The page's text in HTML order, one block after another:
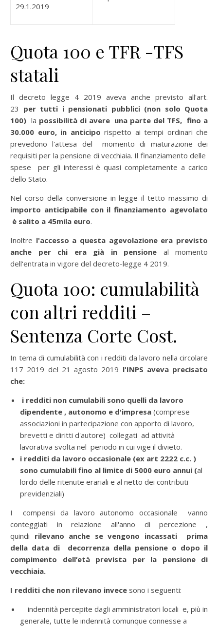
29.1.2019
Quota 100 e TFR -TFS
statali
Il decreto legge 4 2019 aveva anche previsto all'art.
23 per tutti i pensionati pubblici (non solo Quota
100) la possibilità di avere una parte del TFS, fino a
30.000 euro, in anticipo rispetto ai tempi ordinari che
prevedono l'attesa del momento di maturazione dei
requisiti per la pensione di vecchiaia. Il finanziamento delle
spese per gli interessi è quasi completamente a carico
dello Stato.
Nel corso della conversione in legge il tetto massimo di
importo anticipabile con il finanziamento agevolato
è salito a 45mila euro.
Inoltre l'accesso a questa agevolazione era previsto
anche per chi era già in pensione al momento
dell'entrata in vigore del decreto-legge 4 2019.
Quota 100: cumulabilità
con altri redditi –
Sentenza Corte Cost.
In tema di cumulabilità con i redditi da lavoro nella circolare
117 2019 del 21 agosto 2019 l'INPS aveva precisato
che:
i redditi non cumulabili sono quelli da lavoro
dipendente , autonomo e d'impresa (comprese
associazioni in partecipazione con apporto di lavoro,
brevetti e diritti d'autore) collegati ad attività
lavorativa svolta nel periodo in cui vige il divieto.
i redditi da lavoro occasionale (ex art 2222 c.c. )
sono cumulabili fino al limite di 5000 euro annui (al
lordo delle ritenute erariali e al netto dei contributi
previdenziali)
I compensi da lavoro autonomo occasionale vanno
conteggiati in relazione all'anno di percezione ,
quindi rilevano anche se vengono incassati prima
della data di decorrenza della pensione o dopo il
compimento dell’età prevista per la pensione di
vecchiaia.
I redditi che non rilevano invece sono i seguenti:
indennità percepite dagli amministratori locali e, più in
generale, tutte le indennità comunque connesse a